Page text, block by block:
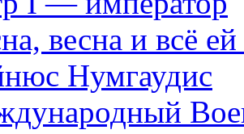
весна и всё
Нумгаудис